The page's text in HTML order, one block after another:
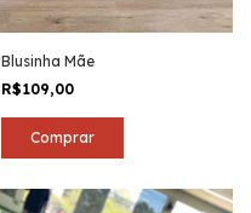
Blusinha Mãe
R$109,00
Comprar